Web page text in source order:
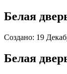
Белая
Создано: 19
Белая